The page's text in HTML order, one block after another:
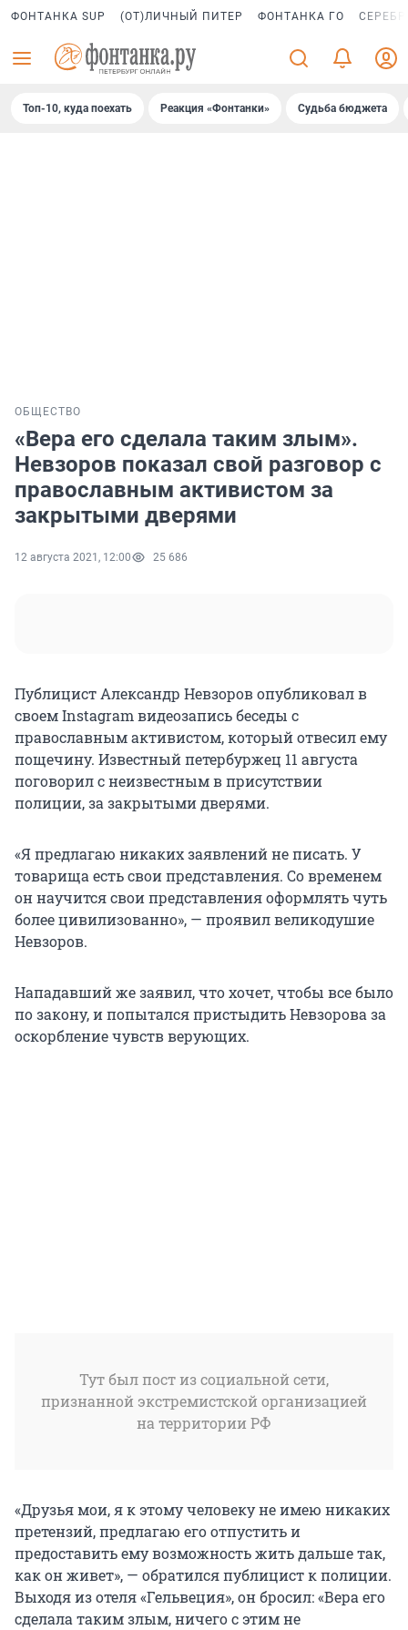
ФОНТАНКА SUP (ОТ)ЛИЧНЫЙ ПИТЕР ФОНТАНКА ГО
Топ-10, куда поехать Реакция «Фонтанки» Судьба бюджета
ОБЩЕСТВО
«Вера его сделала таким злым».
Невзоров показал свой разговор с
православным активистом за
закрытыми дверями
12 августа 2021, 12:00 25 686
Публицист Александр Невзоров опубликовал в
своем Instagram видеозапись беседы с
православным активистом, который отвесил ему
пощечину. Известный петербуржец 11 августа
поговорил с неизвестным в присутствии
полиции, за закрытыми дверями.
«Я предлагаю никаких заявлений не писать. У
товарища есть свои представления. Со временем
он научится свои представления оформлять чуть
более цивилизованно», — проявил великодушие
Невзоров.
Нападавший же заявил, что хочет, чтобы все было
по закону, и попытался пристыдить Невзорова за
оскорбление чувств верующих.
Тут был пост из социальной сети,
признанной экстремистской организацией
на территории РФ
«Друзья мои, я к этому человеку не имею никаких
претензий, предлагаю его отпустить и
предоставить ему возможность жить дальше так,
как он живет», — обратился публицист к полиции.
Выходя из отеля «Гельвеция», он бросил: «Вера его
сделала таким злым, ничего с этим не